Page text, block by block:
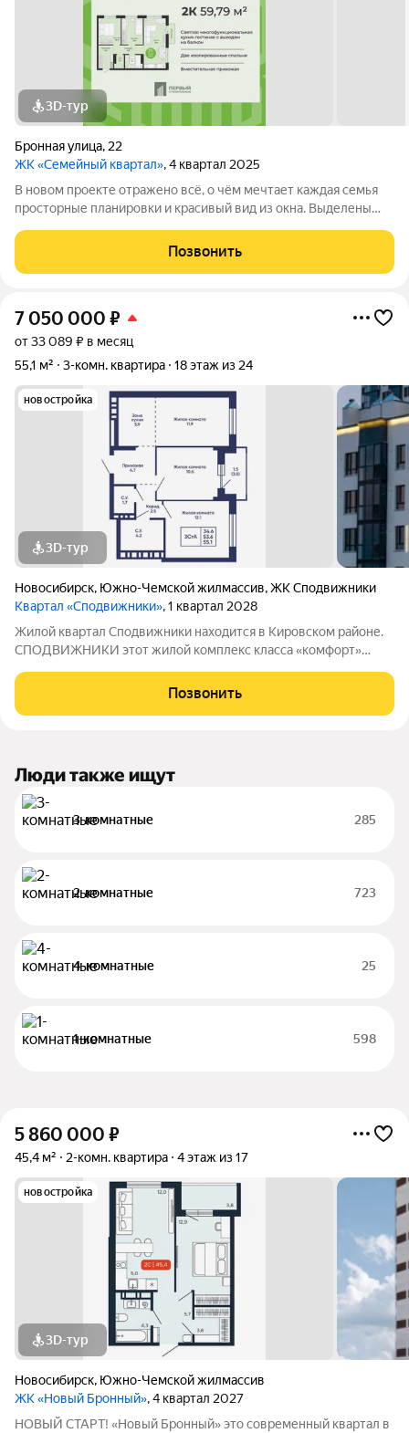
3D-тур
Бронная улица, 22
ЖК «Семейный квартал», 4 квартал 2025
В новом проекте отражено всё, о чём мечтает каждая семья
просторные планировки и красивый вид из окна. Выделены
уютная придомовая территория, где каждому найдётся место,
а также приятная
Позвонить
7 050 000 ₽
от 33 089 ₽ в месяц
55,1 м²
3-комн. квартира 18 этаж из 24
новостройка
3D-тур
Новосибирск, Южно-Чемской жилмассив,ЖК Сподвижники
Квартал «Сподвижники», 1 квартал 2028
Жилой квартал Сподвижники находится в Кировском районе.
СПОДВИЖНИКИ этот жилой комплекс класса «комфорт»
развитой инфраструктурой. Композиционно жилой квартал
состоит из трёх домов-секций разной
Позвонить
Люди также ищут
3-комнатные 285
2-комнатные 723
4-комнатные 25
1-комнатные 598
5 860 000 ₽
45,4 м² 2-комн. квартира 4 этаж из 17
новостройка
3D-тур
Новосибирск, Южно-Чемской жилмассив
ЖК «Новый Бронный», 4 квартал 2027
НОВЫЙ СТАРТ! «Новый Бронный» это современный квартал в